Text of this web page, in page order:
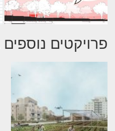
פרויקטים נוספים